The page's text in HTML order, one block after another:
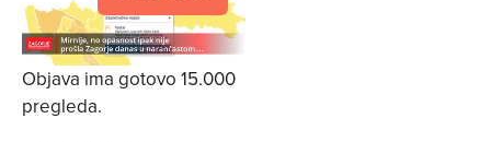
Objava ima gotovo 15.000
pregleda.